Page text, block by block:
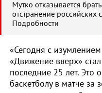
Мутко отказывается брать
отстранение
Подробности
«Сегодня с
«Движение вверх»
последние 25 лет. Это
баскетболу в матче за